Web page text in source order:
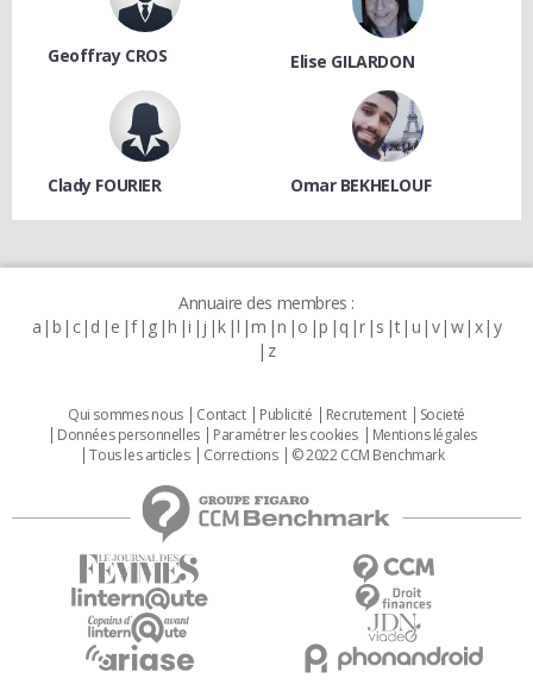
Geoffray CROS Elise GILARDON
Clady FOURIER Omar BEKHELOUF
Annuaire des membres :
a b c d e f g h i j k l m n o p q r s t u v w x y
z
Qui sommes nous Contact Publicité Recrutement
Societé
Données personnelles
Paramétrer les cookies
Mentions légales
Tous les articles
Corrections © 2022 CCM Benchmark